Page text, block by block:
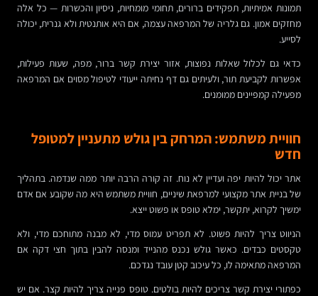
תמונות אמיתיות, תפקידים ברורים, תחומי מומחיות, ניסיון והכשרות — כל אלה
מחזקים אמון. גם גלריה של המרפאה עצמה, אם היא אותנטית ולא גנרית, יכולה
לסייע.
כדאי גם לכלול שאלות נפוצות, אזור יצירת קשר ברור, מפה, שעות פעילות,
אפשרות לקביעת תור, ולעיתים גם דף נחיתה ייעודי לטיפול מסוים אם המרפאה
מפעילה קמפיינים ממומנים.
חוויית משתמש: המרחק בין גולש מתעניין למטופל
חדש
אתר יכול להיות יפה ועדיין לא נוח. זה קורה הרבה יותר ממה שנדמה. בתהליך
של בניית אתר מקצועי למרפאת שיניים, חוויית משתמש היא מה שקובע אם אדם
ימשיך לקרוא, יתקשר, ימלא טופס או פשוט ייצא.
הניווט צריך להיות פשוט. לא תפריט עמוס מדי, לא מבנה מתוחכם מדי, ולא
טקסטים כבדים. כאשר גולש נכנס מהנייד ומנסה להבין בתוך חצי דקה אם
המרפאה מתאימה לו, כל עיכוב קטן עובד נגדכם.
כפתורי יצירת קשר צריכים להיות בולטים. טופס פנייה צריך להיות קצר. אם יש